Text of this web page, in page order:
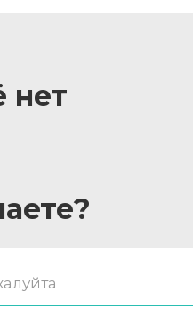
нет